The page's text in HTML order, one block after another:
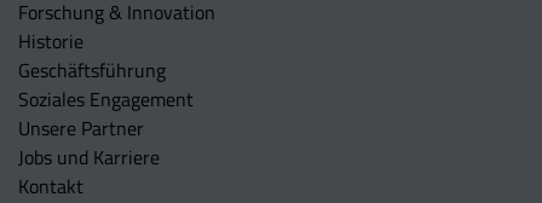
Forschung & Innovation
Historie
Geschäftsführung
Soziales Engagement
Unsere Partner
Jobs und Karriere
Kontakt